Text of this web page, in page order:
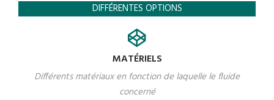
DIFFÉRENTES OPTIONS
MATÉRIELS
Différents matériaux en fonction de laquelle le fluide
concerné